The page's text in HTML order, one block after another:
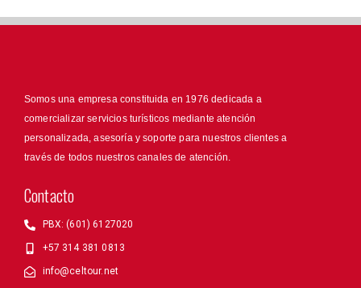
Somos una empresa constituida en 1976 dedicada a
comercializar servicios turísticos mediante atención
personalizada, asesoría y soporte para nuestros clientes a
través de todos nuestros canales de atención.
Contacto
PBX: (601) 6127020
+57 314 381 0813
info@celtour.net